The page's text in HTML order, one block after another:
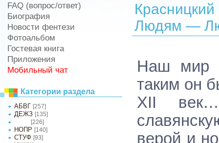
FAQ (вопрос/ответ)
Биография
Новости фентези
Фотоальбом
Гостевая книга
Приложения
Мобильный чат
Категории раздела
АБВГ [257]
ДЕЖЗ [135]
[226]
НОПР [140]
СТУФ [93]
Людям —
Наш мир
таким он
XII век…
верой и